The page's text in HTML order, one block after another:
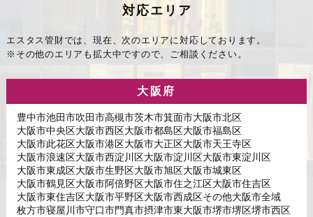
対応エリア
エスタス管財では、現在、次のエリアに対応しております。
※その他のエリアも拡大中ですので、ご相談ください。
大阪府
豊中市池田市吹田市高槻市茨木市箕面市大阪市北区
大阪市中央区大阪市西区大阪市都島区大阪市福島区
大阪市此花区大阪市港区大阪市大正区大阪市天王寺区
大阪市浪速区大阪市西淀川区大阪市淀川区大阪市東淀川区
大阪市東成区大阪市生野区大阪市旭区大阪市城東区
大阪市鶴見区大阪市阿倍野区大阪市住之江区大阪市住吉区
大阪市東住吉区大阪市平野区大阪市西成区その他大阪市全域
枚方市寝屋川市守口市門真市摂津市東大阪市堺市堺区堺市西区